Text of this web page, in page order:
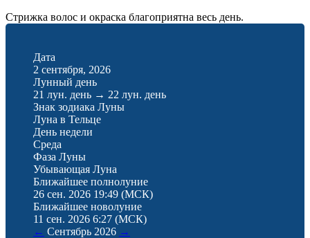
Стрижка волос и окраска благоприятна весь день.
Дата
2 сентября, 2026
Лунный день
21 лун. день → 22 лун. день
Знак зодиака Луны
Луна в Тельце
День недели
Среда
Фаза Луны
Убывающая Луна
Ближайшее полнолуние
26 сен. 2026 19:49 (МСК)
Ближайшее новолуние
11 сен. 2026 6:27 (МСК)
← Сентябрь 2026 →